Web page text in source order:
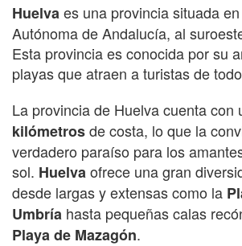
Huelvaes una provincia situada
Autónoma de Andalucía, al
Esta provincia es conocida por su
playas que atraen a turistas de
La provincia de Huelva cuenta con
kilómetrosde costa, lo que la
verdadero paraíso para los
sol. Huelvaofrece una gran
desde largas y extensas como la
Umbría hasta pequeñas calas
Playa de Mazagón.